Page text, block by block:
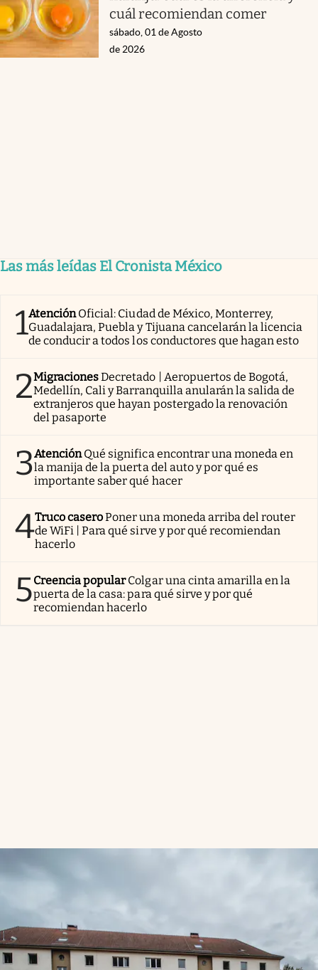
cuál recomiendan comer
sábado, 01 de Agosto
de 2026
Las más leídas El Cronista México
1AtenciónOficial: Ciudad de México, Monterrey,
Guadalajara, Puebla y Tijuana cancelarán la licencia
de conducir a todos los conductores que hagan esto
2MigracionesDecretado | Aeropuertos de Bogotá,
Medellín, Cali y Barranquilla anularán la salida de
extranjeros que hayan postergado la renovación
del pasaporte
3AtenciónQué significa encontrar una moneda en
la manija de la puerta del auto y por qué es
importante saber qué hacer
4Truco caseroPoner una moneda arriba del router
de WiFi | Para qué sirve y por qué recomiendan
hacerlo
5Creencia popularColgar una cinta amarilla en la
puerta de la casa: para qué sirve y por qué
recomiendan hacerlo